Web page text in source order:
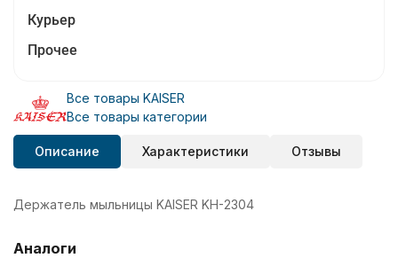
Курьер
Прочее
Все товары KAISER
Все товары категории
Описание Характеристики Отзывы
Держатель мыльницы KAISER KH-2304
Аналоги